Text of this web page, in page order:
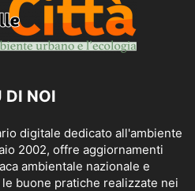
DI NOI
digitale dedicato all'ambiente
2002, offre aggiornamenti
ambientale nazionale e
buone pratiche realizzate nei